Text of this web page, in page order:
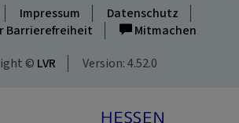
Impressum
Datenschutz
Barrierefreiheit
Mitmachen
© LVR Version: 4.52.0